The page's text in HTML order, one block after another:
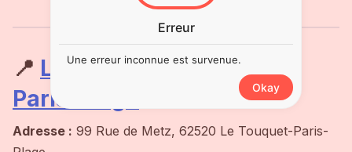
📍 LE CHAIS – Le Touquet-
Paris-Plage
Adresse : 99 Rue de Metz, 62520 Le Touquet-Paris-
Erreur
Une erreur inconnue est survenue.
Okay